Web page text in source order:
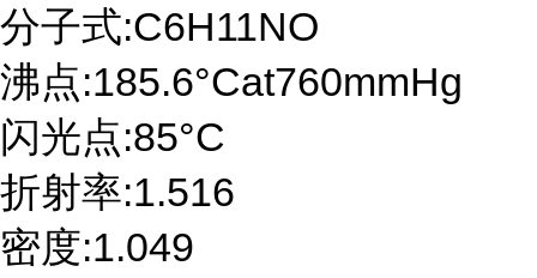
分子式:C6H11NO
沸点:185.6°Cat760mmHg
闪光点:85°C
折射率:1.516
密度:1.049